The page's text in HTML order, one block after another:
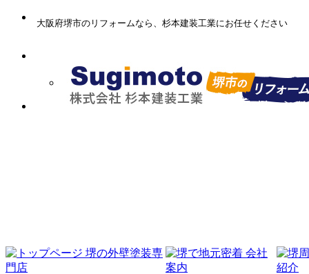
大阪府堺市のリフォームなら、杉本建装工業にお任せください